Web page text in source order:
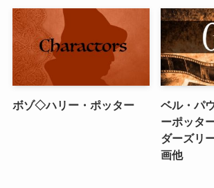
ボゾ◇ハリー・ポッター
ベル・パ
ーポッタ
ダーズリ
画他